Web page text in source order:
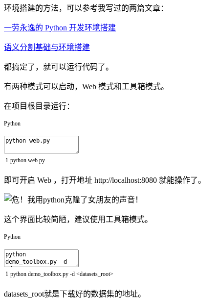
环境搭建的方法，可以参考我写过的两篇文章：
一劳永逸的 Python 开发环境搭建
语义分割基础与环境搭建
都搞定了，就可以运行代码了。
有两种模式可以启动，Web 模式和工具箱模式。
在项目根目录运行：
Python
1 python web.py
即可开启 Web ，打开地址 http://localhost:8080 就能操作了。
这个界面比较简陋，建议使用工具箱模式。
Python
1 python demo_toolbox.py -d <datasets_root>
datasets_root就是下载好的数据集的地址。